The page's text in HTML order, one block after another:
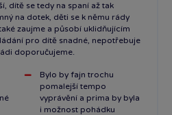
dítě se tedy na spaní až tak
na dotek, děti se k němu rády
zaujme a působí uklidňujícím
pro dítě snadné, nepotřebuje
doporučujeme.
Bylo by fajn trochu
pomalejší tempo
vyprávění a prima by byla
i možnost pohádku